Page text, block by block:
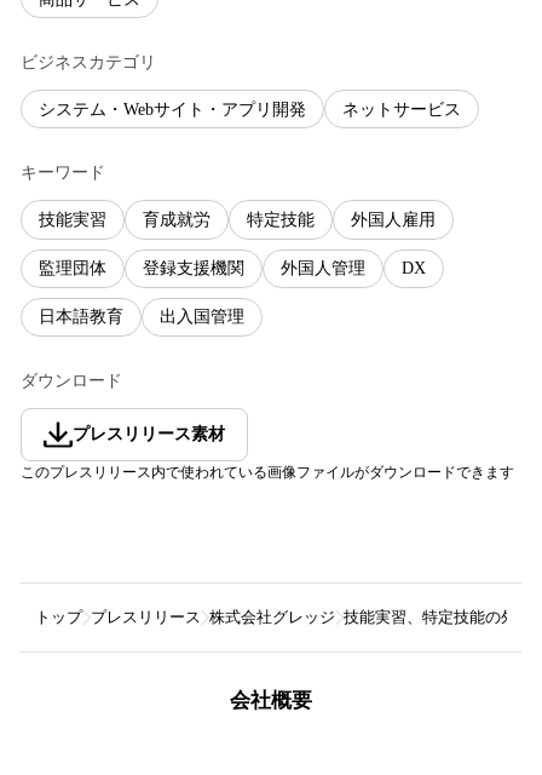
ビジネスカテゴリ
システム・Webサイト・アプリ開発 ネットサービス
キーワード
技能実習 育成就労 特定技能 外国人雇用
監理団体 登録支援機関 外国人管理 DX
日本語教育 出入国管理
ダウンロード
プレスリリース素材
このプレスリリース内で使われている画像ファイルがダウンロードできます
トップ プレスリリース 株式会社グレッジ 技能実習、特定技能の外国
会社概要